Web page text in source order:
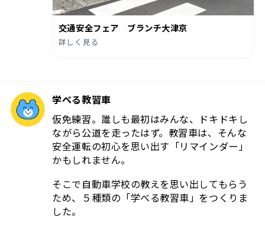
交通安全フェア ブランチ大津京
詳しく見る
学べる教習車
仮免練習。誰しも最初はみんな、ドキドキし
ながら公道を走ったはず。教習車は、そんな
安全運転の初心を思い出す「リマインダー」
かもしれません。
そこで自動車学校の教えを思い出してもらう
ため、５種類の「学べる教習車」をつくりま
した。